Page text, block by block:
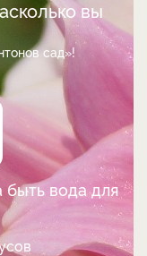
вы
сад»!
вода для